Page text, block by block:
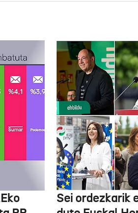
Sei ordezkarik